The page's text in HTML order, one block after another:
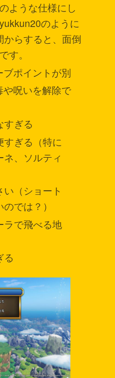
ような仕様にし
のように
らすると、面倒
す。
ポイントが別
呪いを解除で
すぎる
すぎる（特に
、ソルティ
（ショート
では？）
ラで飛べる地
る